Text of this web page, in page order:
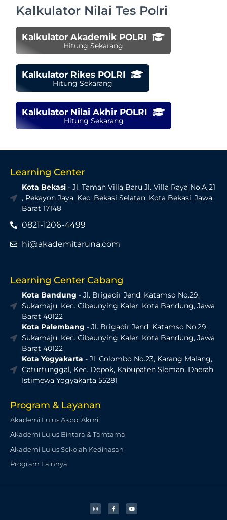
Kalkulator Nilai Tes Polri
Kalkulator Akademik POLRI
Hitung Sekarang
Kalkulator Rikes POLRI
Hitung Sekarang
Kalkulator Nilai Akhir POLRI
Hitung Sekarang
Learning Center
Kota Bekasi- Jl. Taman Villa Baru Jl. Villa Raya No.A 21
, Pekayon Jaya, Kec. Bekasi Selatan, Kota Bekasi, Jawa
Barat 17148
0821-1206-4499
hi@akademitaruna.com
Learning Center Cabang
Kota Bandung - Jl. Brigadir Jend. Katamso No.29,
Sukamaju, Kec. Cibeunying Kaler, Kota Bandung, Jawa
Barat 40122
Kota Palembang - Jl. Brigadir Jend. Katamso No.29,
Sukamaju, Kec. Cibeunying Kaler, Kota Bandung, Jawa
Barat 40122
Kota Yogyakarta - Jl. Colombo No.23, Karang Malang,
Caturtunggal, Kec. Depok, Kabupaten Sleman, Daerah
Istimewa Yogyakarta 55281
Program & Layanan
Akademi Lulus Akpol Akmil
Akademi Lulus Bintara & Tamtama
Akademi Lulus Sekolah Kedinasan
Program Lainnya